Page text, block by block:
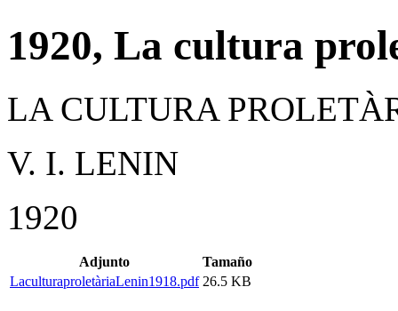
1920, La cultura
LA CULTURA
V. I. LENIN
1920
Adjunto
Tamaño
LaculturaproletàriaLenin1918.pdf 26.5 KB